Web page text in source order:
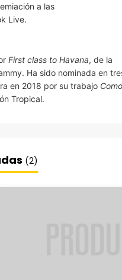
a las
Live.
First class to Havana, de la
Ha sido nominada en
en 2018 por su trabajo Como
Tropical.
(2)